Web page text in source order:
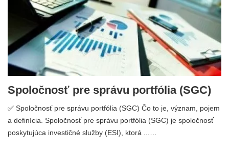
Spoločnosť pre správu portfólia (SGC)
✅ Spoločnosť pre správu portfólia (SGC) Čo to je, význam, pojem
a definícia. Spoločnosť pre správu portfólia (SGC) je spoločnosť
poskytujúca investičné služby (ESI), ktorá ...…